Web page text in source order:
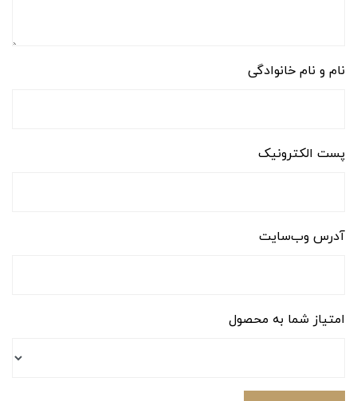
نام و نام خانوادگی
پست الکترونیک
آدرس وب‌سایت
امتیاز شما به محصول